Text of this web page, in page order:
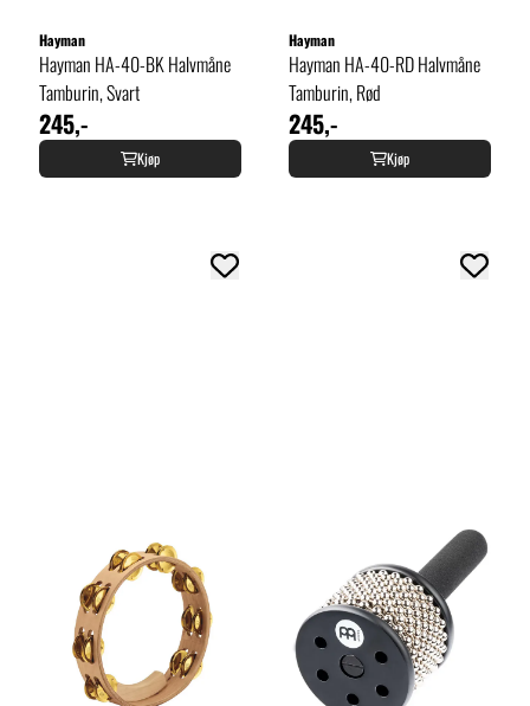
Hayman
Hayman HA-40-BK Halvmåne
Tamburin, Svart
245,-
Kjøp
Hayman
Hayman HA-40-RD Halvmåne
Tamburin, Rød
245,-
Kjøp